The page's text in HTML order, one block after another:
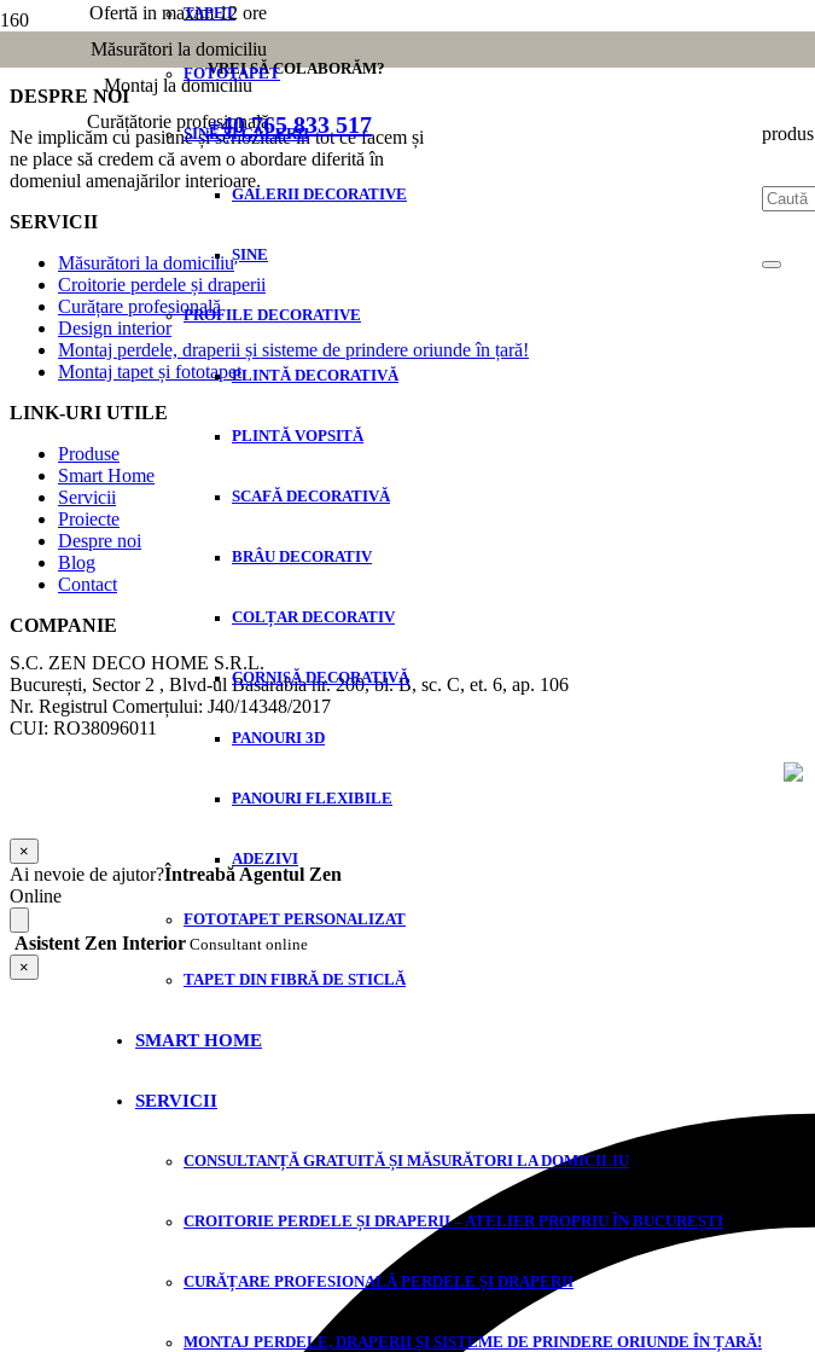
Ofertă in maxim 12 ore
Măsurători la domiciliu
Montaj la domiciliu
Curățătorie profesională
VREI SĂ COLABORĂM?
+40 765 833 517
TAPET
FOTOTAPET
SINE ȘI GALERII
GALERII DECORATIVE
ȘINE
PROFILE DECORATIVE
PLINTĂ DECORATIVĂ
PLINTĂ VOPSITĂ
SCAFĂ DECORATIVĂ
BRÂU DECORATIV
COLȚAR DECORATIV
CORNIȘĂ DECORATIVĂ
PANOURI 3D
PANOURI FLEXIBILE
ADEZIVI
FOTOTAPET PERSONALIZAT
TAPET DIN FIBRĂ DE STICLĂ
SMART HOME
SERVICII
CONSULTANȚĂ GRATUITĂ ȘI MĂSURĂTORI LA DOMICILIU
CROITORIE PERDELE ȘI DRAPERII – ATELIER PROPRIU ÎN BUCUREȘTI
CURĂȚARE PROFESIONALĂ PERDELE ȘI DRAPERII
MONTAJ PERDELE, DRAPERII ȘI SISTEME DE PRINDERE ORIUNDE ÎN ȚARĂ!
produs
Renovarea băii: Idei de tapete și accesorii pentru o baie modernă
DESPRE NOI
Ne implicăm cu pasiune și seriozitate în tot ce facem și
ne place să credem că avem o abordare diferită în
domeniul amenajărilor interioare.
SERVICII
Măsurători la domiciliu
Croitorie perdele și draperii
Curățare profesională
Design interior
Montaj perdele, draperii și sisteme de prindere oriunde în țară!
Montaj tapet și fototapet
LINK-URI UTILE
Produse
Smart Home
Servicii
Proiecte
Despre noi
Blog
Contact
COMPANIE
S.C. ZEN DECO HOME S.R.L.
București, Sector 2 , Blvd-ul Basarabia nr. 200, bl. B, sc. C, et. 6, ap. 106
Nr. Registrul Comerțului: J40/14348/2017
CUI: RO38096011
×
Ai nevoie de ajutor?Întreabă Agentul Zen
Online
Asistent Zen Interior Consultant online
×